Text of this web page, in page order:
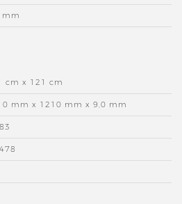
mm
cm x 121 cm
mm x 1210 mm x 9,0 mm